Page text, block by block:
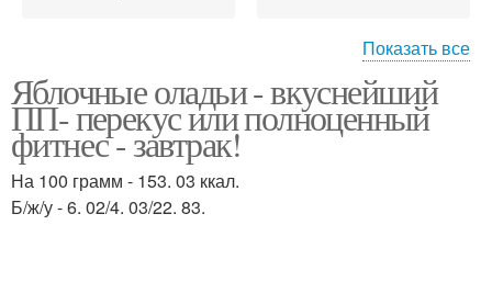
Оладьи на манке Яблочные оладья
Оладьи с яблоками
Показать все
Яблочные оладьи - вкуснейший
ПП- перекус или полноценный
фитнес - завтрак!
На 100 грамм - 153. 03 ккал.
Б/ж/у - 6. 02/4. 03/22. 83.